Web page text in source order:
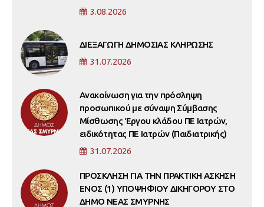
3.08.2026
ΔΙΕΞΑΓΩΓΗ ΔΗΜΟΣΙΑΣ ΚΛΗΡΩΣΗΣ
31.07.2026
Ανακοίνωση για την πρόσληψη
προσωπικού με σύναψη Σύμβασης
Μίσθωσης Έργου κλάδου ΠΕ Ιατρών,
ειδικότητας ΠΕ Ιατρών (Παιδιατρικής)
31.07.2026
ΠΡΟΣΚΛΗΣΗ ΓΙΑ ΤΗΝ ΠΡΑΚΤΙΚΗ ΑΣΚΗΣΗ
ΕΝΟΣ (1) ΥΠΟΨΗΦΙΟΥ ΔΙΚΗΓΟΡΟΥ ΣΤΟ
ΔΗΜΟ ΝΕΑΣ ΣΜΥΡΝΗΣ